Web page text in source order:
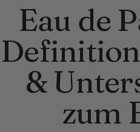
Eau de
&
zum